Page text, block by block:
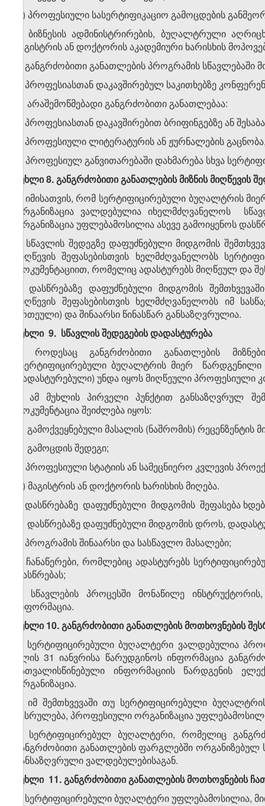
დ) პროფესიული სასერტიფიკაციო გამოცდების
ე) ბიზნესის ადმინისტრირების, ბუღალტრული
მაგისტრის ან დოქტორის აკადემიური ხარისხის
ვ) განგრძობითი განათლების პროგრამის
ზ) პროფესიასთან დაკავშირებულ საკითხებზე
3. არაშემოწმებადი განგრძობითი განათლებაა:
ა) პროფესიასთან დაკავშირებით ბრიფინგებზე ან
ბ) პროფესიული ლიტერატურის ან ჟურნალების
გ) პროფესიულ განვითარებაში დახმარება სხვა
მუხლი 8. განგრძობითი განათლების მიზნის მიღწევის
1. იმისათვის, რომ სერტიფიცირებული ბუღალტრის
ორგანიზაცია ვალდებულია იხელმძღვანელოს
ორგანიზაცია უფლებამოსილია ასევე გამოიყენოს
2. სწავლის შედეგზე დაფუძნებული მიდგომის
მიღწევის შეფასებისთვის ხელმძღვანელობს
დოკუმენტაციით, რომელიც ადასტურებს მიღწეულ და
3. დასწრებაზე დაფუძნებული მიდგომის
მიღწევის შეფასებისთვის ხელმძღვანელობს იმ
ერთეული) და შინაარსი წინასწარ განსაზღვრულია.
მუხლი 9. სწავლის შედეგების დადასტურება
1. როდესაც განგრძობითი განათლების
სერტიფიცირებული ბუღალტრის მიერ
დადასტურებული) უნდა იყოს მიღწეული პროფესიული
2. ამ მუხლის პირველი პუნქტით განსაზღვრულ
დოკუმენტაცია შეიძლება იყოს:
ა) გამოქვეყნებული მასალის (ნაშრომის) რეცენზენტის
ბ) გამოცდის შედეგი;
გ) პროფესიული სტატიის ან სამეცნიერო კვლევის
დ) მაგისტრის ან დოქტორის ხარისხის მიღება.
3. დასწრებაზე დაფუძნებული მიდგომის შეფასება
4. დასწრებაზე დაფუძნებული მიდგომის დროს,
ა) პროგრამის შინაარსი და სასწავლო მასალები;
ბ) ჩანაწერები, რომლებიც ადასტურებს
დასწრებას;
გ) სწავლების პროცესში მონაწილე
ინფორმაცია.
მუხლი 10. განგრძობითი განათლების მოთხოვნების
1. სერტიფიცირებული ბუღალტერი ვალდებულია
წლის 31 იანვრისა წარუდგინოს ინფორმაცია
გათვალისწინებული ინფორმაციის წარდგენის
ორგანიზაცია.
2. იმ შემთხვევაში თუ სერტიფიცირებული
შესრულება, პროფესიული ორგანიზაცია
3. სერტიფიცირებულ ბუღალტერი, რომელიც
განგრძობითი განათლების ფარგლებში
განსაზღვრული ვალდებულებისაგან.
მუხლი 11. განგრძობითი განათლების მოთხოვნების
სერტიფიცირებული ბუღალტერი უფლებამოსილია,